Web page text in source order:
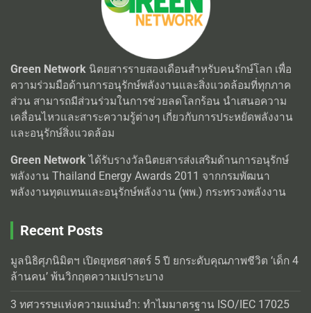
Green Network นิตยสารรายสองเดือนสำหรับคนรักษ์โลก เพื่อ
ความร่วมมือด้านการอนุรักษ์พลังงานและสิ่งแวดล้อมที่ทุกภาค
ส่วน สามารถมีส่วนร่วมในการช่วยลดโลกร้อน นำเสนอความ
เคลื่อนไหวและสาระความรู้ต่างๆ เกี่ยวกับการประหยัดพลังงาน
และอนุรักษ์สิ่งแวดล้อม
Green Networkได้รับรางวัลนิตยสารส่งเสริมด้านการอนุรักษ์
พลังงาน Thailand Energy Awards 2011 จากกรมพัฒนา
พลังงานทุดแทนและอนุรักษ์พลังงาน (พพ.) กระทรวงพลังงาน
Recent Posts
มูลนิธิศุภนิมิตฯ เปิดยุทธศาสตร์ 5 ปี ยกระดับคุณภาพชีวิต ‘เด็ก 4
ล้านคน’ พ้นวิกฤตความเปราะบาง
3 ทศวรรษแห่งความแม่นยำ: ทำไมมาตรฐาน ISO/IEC 17025